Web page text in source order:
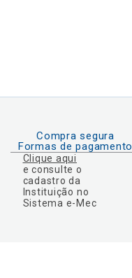
Compra segura
Formas de pagamento
Clique aqui
e consulte o
cadastro da
Instituição no
Sistema e-Mec